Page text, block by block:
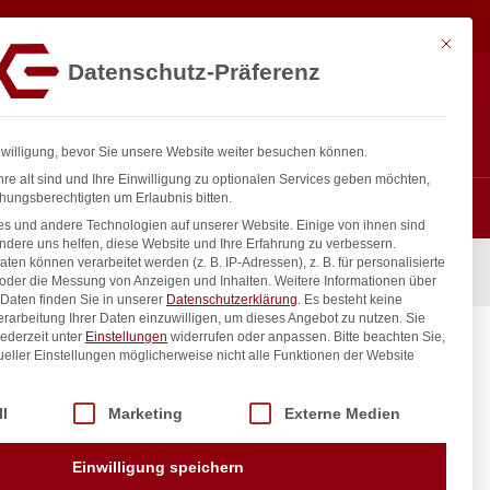
Koch- und Speisen-Aufdruck, 500 Stk., 250x200mm
inkl. / exkl. MwSt.
In den Warenkorb
Mit
Datenschutz-Präferenz
bevor Sie unsere Website weiter besuchen können.
alt sind und Ihre Einwilligung zu optionalen Services geben möchten,
um Erlaubnis bitten.
und andere Technologien auf unserer Website. Einige von ihnen sind
uns helfen, diese Website und Ihre Erfahrung zu verbessern.
können verarbeitet werden (z. B. IP-Adressen), z. B. für personalisierte
die Messung von Anzeigen und Inhalten. Weitere Informationen über
finden Sie in unserer Datenschutzerklärung. Es besteht keine
Ihrer Daten einzuwilligen, um dieses Angebot zu nutzen. Sie
unter Einstellungen widerrufen oder anpassen. Bitte beachten Sie,
Einstellungen möglicherweise nicht alle Funktionen der Website
Service-Gruppen, für die eine Einwilligung erteilt werden kann.
Marketing Externe Medien
Einwilligung speichern